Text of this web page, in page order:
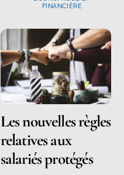
FINANCIÈRE
Les nouvelles règles
relatives aux
salariés protégés